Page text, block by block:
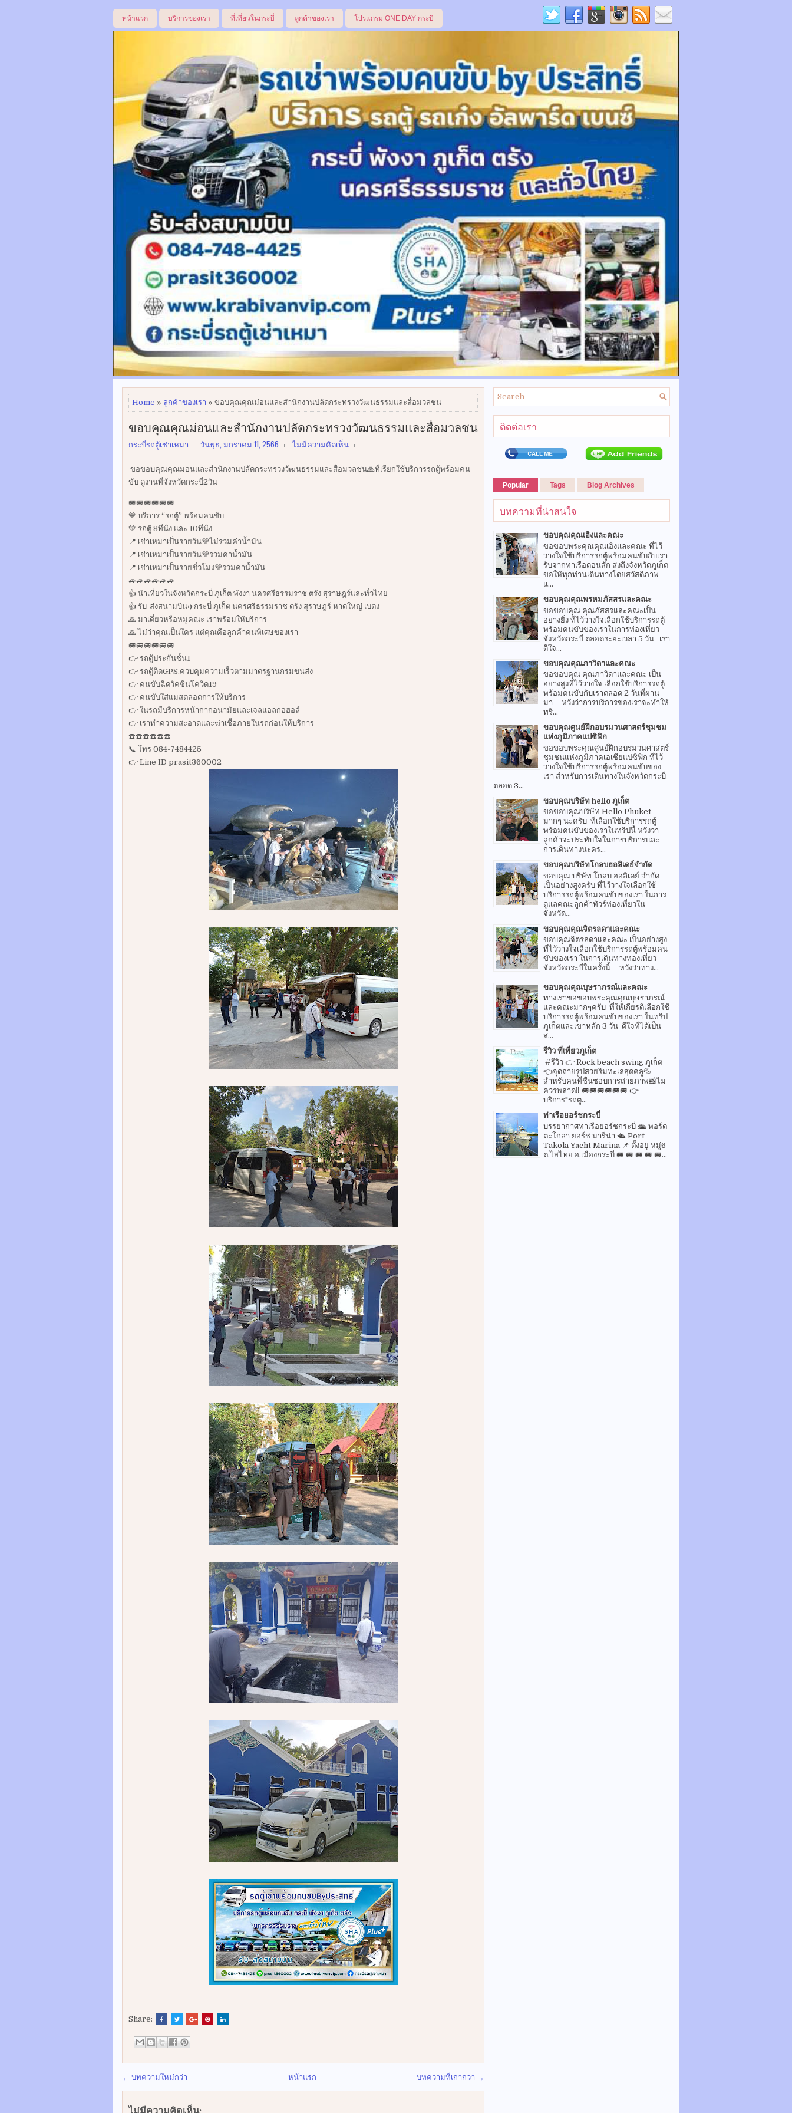
หน้าแรก บริการของเรา ที่เที่ยวในกระบี่ ลูกค้าของเรา โปรแกรม ONE DAY กระบี่
Home » ลูกค้าของเรา » ขอบคุณคุณม่อนและสำนักงานปลัดกระทรวงวัฒนธรรมและสื่อมวลชน
ขอบคุณคุณม่อนและสำนักงานปลัดกระทรวงวัฒนธรรมและสื่อมวลชน
กระบี่รถตู้เช่าเหมา วันพุธ, มกราคม 11, 2566 ไม่มีความคิดเห็น
ขอขอบคุณคุณม่อนและสำนักงานปลัดกระทรวงวัฒนธรรมและสื่อมวลชน🙏ที่เรียกใช้บริการรถตู้พร้อมคน
ขับ ดูงานที่จังหวัดกระบี่2วัน
🚐🚐🚐🚐🚐🚐
💙 บริการ “รถตู้” พร้อมคนขับ
💚 รถตู้ 8ที่นั่ง และ 10ที่นั่ง
📍 เช่าเหมาเป็นรายวัน💜ไม่รวมค่าน้ำมัน
📍 เช่าเหมาเป็นรายวัน💜รวมค่าน้ำมัน
📍 เช่าเหมาเป็นรายชั่วโมง💜รวมค่าน้ำมัน
🚙🚙🚙🚙🚙🚙
👍 นำเที่ยวในจังหวัดกระบี่ ภูเก็ต พังงา นครศรีธรรมราช ตรัง สุราษฎร์และทั่วไทย
👍 รับ-ส่งสนามบิน✈️กระบี่ ภูเก็ต นครศรีธรรมราช ตรัง สุราษฎร์ หาดใหญ่ เบตง
🙏 มาเดี่ยวหรือหมู่คณะ เราพร้อมให้บริการ
🙏 ไม่ว่าคุณเป็นใคร แต่คุณคือลูกค้าคนพิเศษของเรา
🚐🚐🚐🚐🚐🚐
👉 รถตู้ประกันชั้น1
👉 รถตู้ติดGPS.ควบคุมความเร็วตามมาตรฐานกรมขนส่ง
👉 คนขับฉีดวัคซีนโควิด19
👉 คนขับใส่แมสตลอดการให้บริการ
👉 ในรถมีบริการหน้ากากอนามัยและเจลแอลกอฮอล์
👉 เราทำความสะอาดและฆ่าเชื้อภายในรถก่อนให้บริการ
☎️☎️☎️☎️☎️☎️
📞 โทร 084-7484425
👉 Line ID prasit360002
Share:
← บทความใหม่กว่า บทความที่เก่ากว่า →
หน้าแรก
ติดต่อเรา
Popular Tags Blog Archives
บทความที่น่าสนใจ
ขอบคุณคุณเอิงและคณะ
ขอขอบพระคุณคุณเอิงและคณะ ที่ไว้
วางใจใช้บริการรถตู้พร้อมคนขับกับเรา
รับจากท่าเรือดอนสัก ส่งถึงจังหวัดภูเก็ต
ขอให้ทุกท่านเดินทางโดยสวัสดิภาพ
แ...
ขอบคุณคุณพรหมภัสสรและคณะ
ขอขอบคุณ คุณภัสสรและคณะเป็น
อย่างยิ่ง ที่ไว้วางใจเลือกใช้บริการรถตู้
พร้อมคนขับของเราในการท่องเที่ยว
จังหวัดกระบี่ ตลอดระยะเวลา 5 วัน เรา
ดีใจ...
ขอบคุณคุณภาวิดาและคณะ
ขอขอบคุณ คุณภาวิดาและคณะ เป็น
อย่างสูงที่ไว้วางใจ เลือกใช้บริการรถตู้
พร้อมคนขับกับเราตลอด 2 วันที่ผ่าน
มา หวังว่าการบริการของเราจะทำให้
ทริ...
ขอบคุณศูนย์ฝึกอบรมวนศาสตร์ชุมชม
แห่งภูมิภาคแปซิฟิก
ขอขอบพระคุณศูนย์ฝึกอบรมวนศาสตร์
ชุมชนแห่งภูมิภาคเอเชียแปซิฟิก ที่ไว้
วางใจใช้บริการรถตู้พร้อมคนขับของ
เรา สำหรับการเดินทางในจังหวัดกระบี่
ตลอด 3...
ขอบคุณบริษัท hello ภูเก็ต
ขอขอบคุณบริษัท Hello Phuket
มากๆ นะครับ ที่เลือกใช้บริการรถตู้
พร้อมคนขับของเราในทริปนี้ หวังว่า
ลูกค้าจะประทับใจในการบริการและ
การเดินทางนะคร...
ขอบคุณบริษัทโกลบฮอลิเดย์จำกัด
ขอบคุณ บริษัท โกลบ ฮอลิเดย์ จำกัด
เป็นอย่างสูงครับ ที่ไว้วางใจเลือกใช้
บริการรถตู้พร้อมคนขับของเรา ในการ
ดูแลคณะลูกค้าทัวร์ท่องเที่ยวใน
จังหวัด...
ขอบคุณคุณจิตรลดาและคณะ
ขอบคุณจิตรลดาและคณะ เป็นอย่างสูง
ที่ไว้วางใจเลือกใช้บริการรถตู้พร้อมคน
ขับของเรา ในการเดินทางท่องเที่ยว
จังหวัดกระบี่ในครั้งนี้ หวังว่าทาง...
ขอบคุณคุณบุษราภรณ์และคณะ
ทางเราขอขอบพระคุณคุณบุษราภรณ์
และคณะมากๆครับ ที่ให้เกียรติเลือกใช้
บริการรถตู้พร้อมคนขับของเรา ในทริป
ภูเก็ตและเขาหลัก 3 วัน ดีใจที่ได้เป็น
ส่...
รีวิว ที่เที่ยวภูเก็ต
#รีวิว 👉 Rock beach swing ภูเก็ต
👈จุดถ่ายรูปสวยริมทะเลสุดคลู💦
สำหรับคนที่ชื่นชอบการถ่ายภาพ📸ไม่
ควรพลาด‼️ 🚐🚐🚐🚐🚐🚐 👉
บริการ"รถตู...
ท่าเรือยอร์ชกระบี่
บรรยากาศท่าเรือยอร์ชกระบี่ 🛳 พอร์ต
ตะโกลา ยอร์ช มารีน่า 🛳 Port
Takola Yacht Marina 📌 ตั้งอยู่ หมู่6
ต.ไสไทย อ.เมืองกระบี่ 🚐 🚐 🚐 🚐 🚐...